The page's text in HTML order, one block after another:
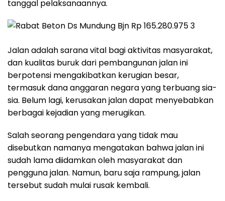
tanggal pelaksanaannya.
Jalan adalah sarana vital bagi aktivitas masyarakat,
dan kualitas buruk dari pembangunan jalan ini
berpotensi mengakibatkan kerugian besar,
termasuk dana anggaran negara yang terbuang sia-
sia. Belum lagi, kerusakan jalan dapat menyebabkan
berbagai kejadian yang merugikan.
Salah seorang pengendara yang tidak mau
disebutkan namanya mengatakan bahwa jalan ini
sudah lama diidamkan oleh masyarakat dan
pengguna jalan. Namun, baru saja rampung, jalan
tersebut sudah mulai rusak kembali.